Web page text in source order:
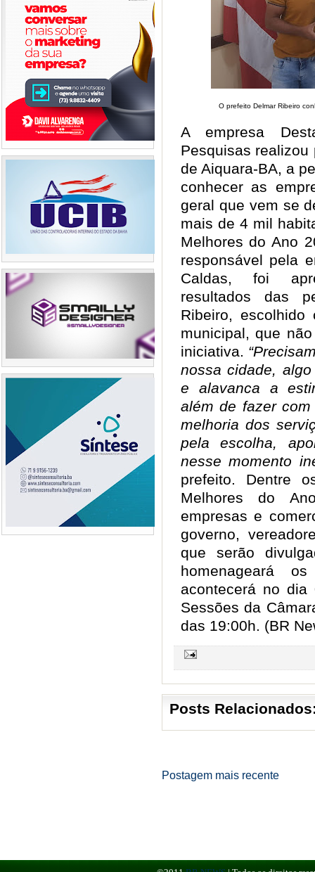
O prefeito Delmar Ribeiro
A empresa
Pesquisas
de Aiquara-BA, a
conhecer as
geral que vem se
mais de 4 mil
Melhores do Ano
responsável pela
Caldas, foi
resultados das
Ribeiro,
municipal, que
iniciativa.
nossa cidade,
e alavanca a
além de fazer
melhoria dos
pela escolha,
nesse momento
prefeito. Dentre
Melhores do
empresas e
governo,
que serão
homenageará
acontecerá no
Sessões da
das 19:00h. (BR
Posts
Postagem mais recente